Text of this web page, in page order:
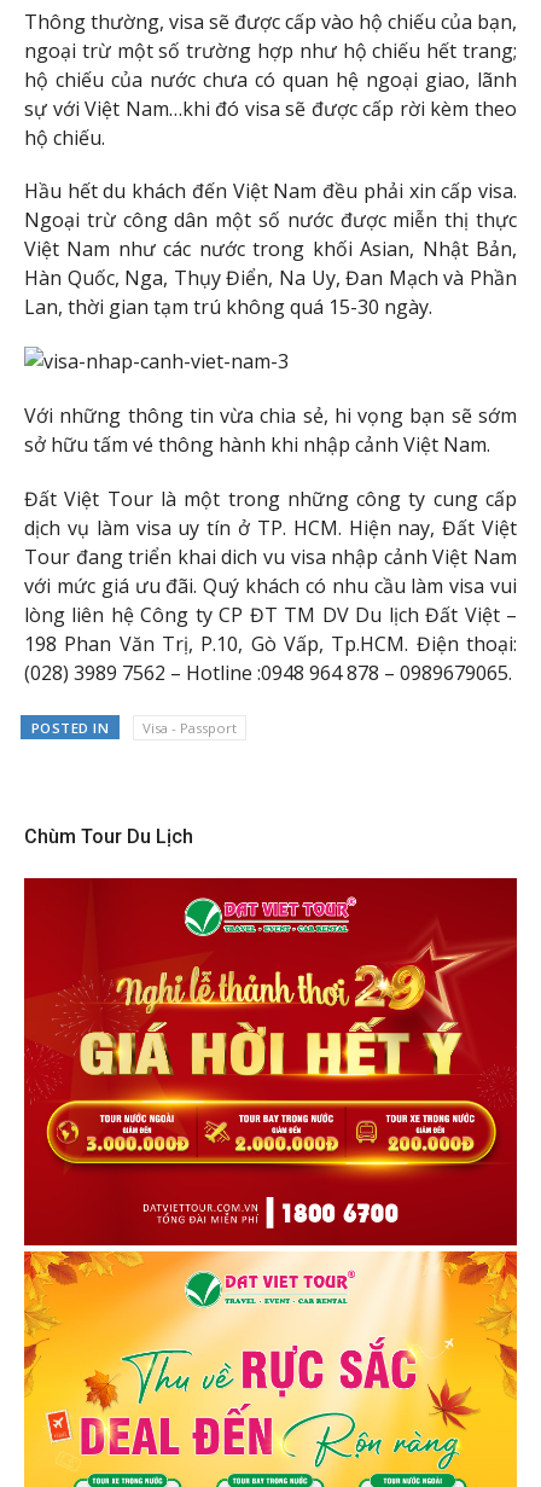
Thông thường, visa sẽ được cấp vào hộ chiếu của bạn,
ngoại trừ một số trường hợp như hộ chiếu hết trang;
hộ chiếu của nước chưa có quan hệ ngoại giao, lãnh
sự với Việt Nam…khi đó visa sẽ được cấp rời kèm theo
hộ chiếu.
Hầu hết du khách đến Việt Nam đều phải xin cấp visa.
Ngoại trừ công dân một số nước được miễn thị thực
Việt Nam như các nước trong khối Asian, Nhật Bản,
Hàn Quốc, Nga, Thụy Điển, Na Uy, Đan Mạch và Phần
Lan, thời gian tạm trú không quá 15-30 ngày.
Với những thông tin vừa chia sẻ, hi vọng bạn sẽ sớm
sở hữu tấm vé thông hành khi nhập cảnh Việt Nam.
Đất Việt Tour là một trong những công ty cung cấp
dịch vụ làm visa uy tín ở TP. HCM. Hiện nay, Đất Việt
Tour đang triển khai dich vu visa nhập cảnh Việt Nam
với mức giá ưu đãi. Quý khách có nhu cầu làm visa vui
lòng liên hệ Công ty CP ĐT TM DV Du lịch Đất Việt –
198 Phan Văn Trị, P.10, Gò Vấp, Tp.HCM. Điện thoại:
(028) 3989 7562 – Hotline :0948 964 878 – 0989679065.
POSTED IN Visa - Passport
Chùm Tour Du Lịch